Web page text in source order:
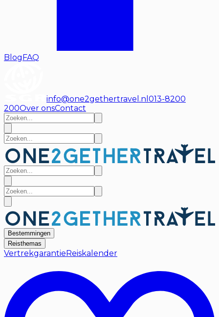
BlogFAQ
info@one2gethertravel.nl 013-8200
200Over onsContact
Bestemmingen
Reisthemas
Vertrekgarantie Reiskalender